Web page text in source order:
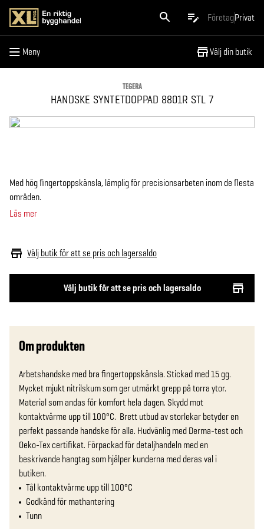
FöretagPrivat
Meny Välj din butik
Meny
TEGERA
HANDSKE SYNTETDOPPAD 8801R STL 7
Välj butik för att se pris och lagersaldo
Välj butik för att se pris och lagersaldo
Med hög fingertoppskänsla, lämplig för precisionsarbeten inom de flesta
områden.
Läs mer
Om produkten
Arbetshandske med bra fingertoppskänsla. Stickad med 15 gg.
Mycket mjukt nitrilskum som ger utmärkt grepp på torra ytor.
Material som andas för komfort hela dagen. Skydd mot
kontaktvärme upp till 100°C.  Brett utbud av storlekar betyder en
perfekt passande handske för alla. Hudvänlig med Derma-test och
Oeko-Tex certifikat. Förpackad för detaljhandeln med en
beskrivande hangtag som hjälper kunderna med deras val i
butiken.
Tål kontaktvärme upp till 100°C
Godkänd för mathantering
Tunn